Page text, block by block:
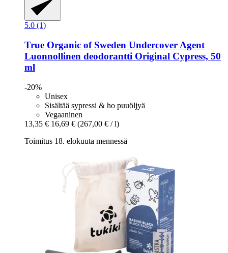
5.0 (1)
True Organic of Sweden Undercover Agent
Luonnollinen deodorantti Original Cypress, 50
ml
-20%
Unisex
Sisältää sypressi & ho puuöljyä
Vegaaninen
13,35 € 16,69 € (267,00 € / l)
Toimitus 18. elokuuta mennessä